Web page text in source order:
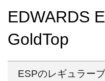
EDWARDS
GoldTop
ESPのレギュラー